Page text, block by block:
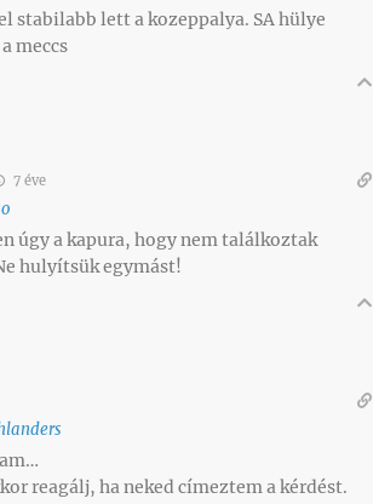
stabilabb lett a kozeppalya. SA hülye
meccs
7 éve
úgy a kapura, hogy nem találkoztak
hulyítsük egymást!
reagálj, ha neked címeztem a kérdést.